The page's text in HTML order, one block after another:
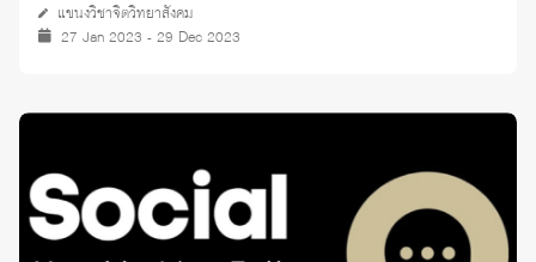
แขนงวิชาจิตวิทยาสังคม
27 Jan 2023 - 29 Dec 2023